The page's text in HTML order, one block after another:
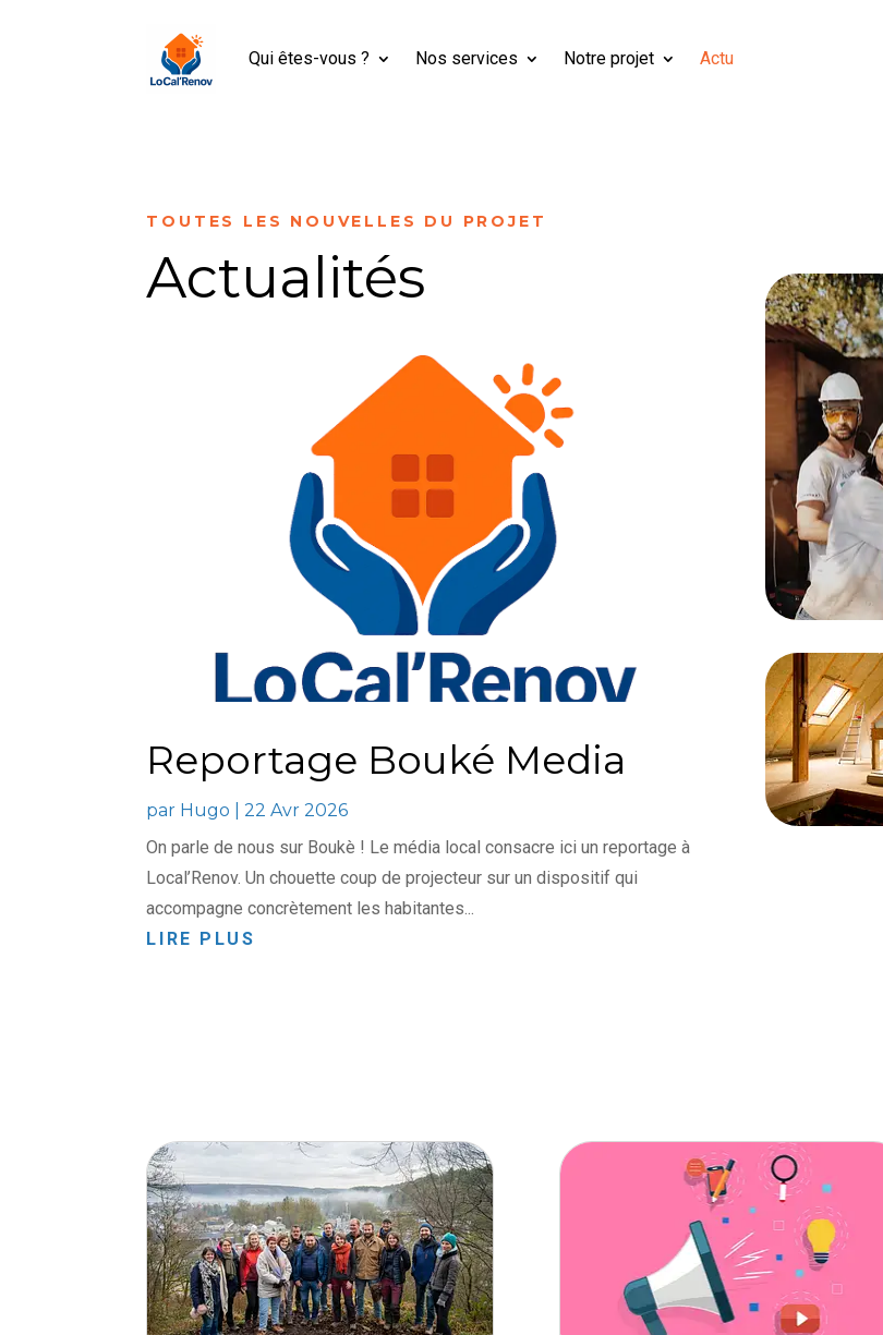
Qui êtes-vous ? Nos services Notre projet Actu
TOUTES LES NOUVELLES DU PROJET
Actualités
Reportage Bouké Media
par Hugo |22 Avr 2026
On parle de nous sur Boukè ! Le média local consacre ici un reportage à
Local’Renov. Un chouette coup de projecteur sur un dispositif qui
accompagne concrètement les habitantes...
LIRE PLUS